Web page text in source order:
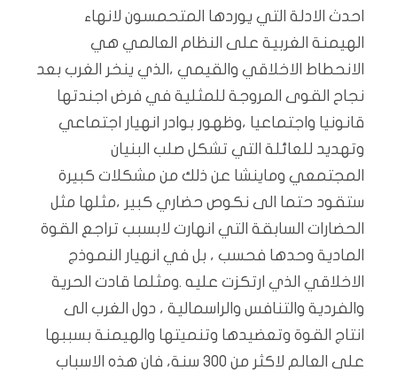
احدث الادلة التي يوردها المتحمسون لانهاء
الهيمنة الغربية على النظام العالمي هي
الانحطاط الاخلاقي والقيمي ،الذي ينخر الغرب بعد
نجاح القوى المروجة للمثلية في فرض اجندتها
قانونيا واجتماعيا ،وظهور بوادر انهيار اجتماعي
وتهديد للعائلة التي تشكل صلب البنيان
المجتمعي وماينشا عن ذلك من مشكلات كبيرة
ستقود حتما الى نكوص حضاري كبير ،مثلها مثل
الحضارات السابقة التي انهارت لابسبب تراجع القوة
المادية وحدها فحسب ، بل في انهيار النموذج
الاخلاقي الذي ارتكزت عليه .ومثلما قادت الحرية
والفردية والتنافس والراسمالية ، دول الغرب الى
انتاج القوة وتعضيدها وتنميتها والهيمنة بسببها
على العالم لاكثر من 300 سنة، فان هذه الاسباب